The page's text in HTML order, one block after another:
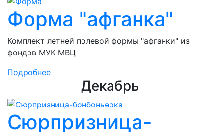
Форма "афганка"
Комплект летней полевой формы "афганки" из
фондов МУК МВЦ
Подробнее
Декабрь
Сюрпризница-